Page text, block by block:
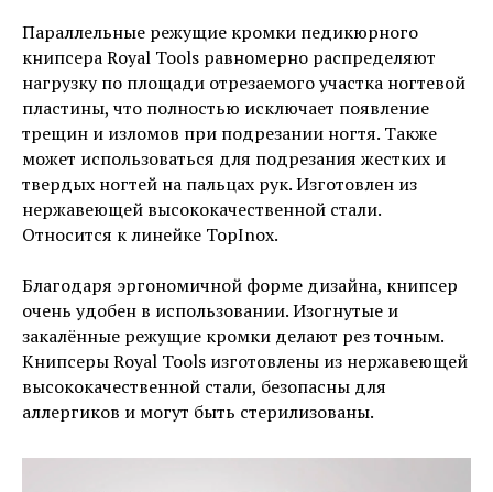
Параллельные режущие кромки педикюрного
книпсера Royal Tools равномерно распределяют
нагрузку по площади отрезаемого участка ногтевой
пластины, что полностью исключает появление
трещин и изломов при подрезании ногтя. Также
может использоваться для подрезания жестких и
твердых ногтей на пальцах рук. Изготовлен из
нержавеющей высококачественной стали.
Относится к линейке TopInox.
Благодаря эргономичной форме дизайна, книпсер
очень удобен в использовании. Изогнутые и
закалённые режущие кромки делают рез точным.
Книпсеры Royal Tools изготовлены из нержавеющей
высококачественной стали, безопасны для
аллергиков и могут быть стерилизованы.